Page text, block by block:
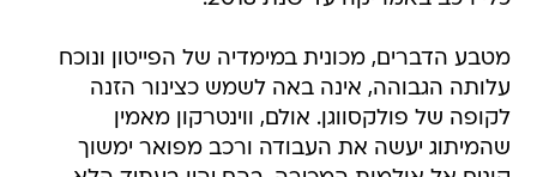
מטבע הדברים, מכונית במימדיה של הפייטון ונוכח
עלותה הגבוהה, אינה באה לשמש כצינור הזנה
לקופה של פולקסווגן. אולם, ווינטרקון מאמין
שהמיתוג יעשה את העבודה ורכב מפואר ימשוך